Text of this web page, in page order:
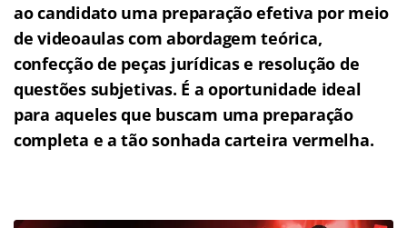
ao candidato uma preparação efetiva por meio
de videoaulas com abordagem teórica,
confecção de peças jurídicas e resolução de
questões subjetivas. É a oportunidade ideal
para aqueles que buscam uma preparação
completa e a tão sonhada carteira vermelha.